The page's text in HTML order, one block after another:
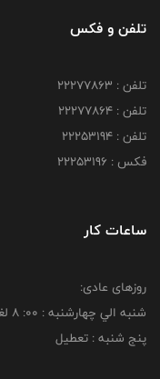
تلفن و فکس
تلفن : 22277863
تلفن : 22277864
تلفن : 22253194
فکس : 22253196
ساعات کار
روزهای عادی:
شنبه الي چهارشنبه : 00: 8 لغايت 16:00
پنج شنبه : تعطیل